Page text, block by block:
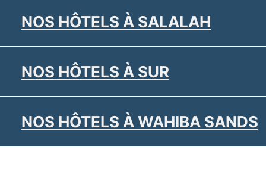
NOS HÔTELS À SALALAH
NOS HÔTELS À SUR
NOS HÔTELS À WAHIBA SANDS